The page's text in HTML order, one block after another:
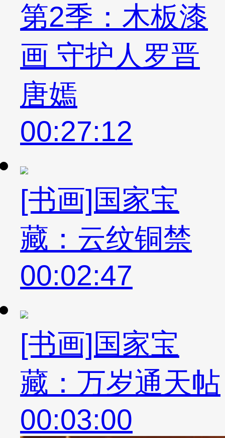
第2季：木板漆
画 守护人罗晋
唐嫣
00:27:12
[书画]国家宝
藏：云纹铜禁
00:02:47
[书画]国家宝
藏：万岁通天帖
00:03:00